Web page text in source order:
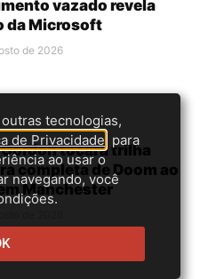
vazado revela
da Microsoft
de 2026
tocará trilha
completa de Doom ao
Manchester
tecnologias,
de Privacidade , para
ao usar o
navegando, você